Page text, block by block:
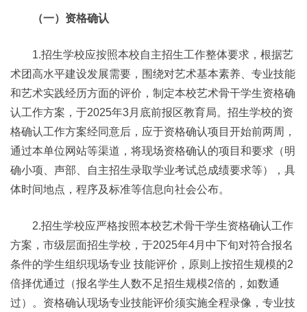
（一）资格确认
1.招生学校应按照本校自主招生工作整体要求，根据艺
术团高水平建设发展需要，围绕对艺术基本素养、专业技能
和艺术实践经历方面的评价，制定本校艺术骨干学生资格确
认工作方案，于2025年3月底前报区教育局。招生学校的资
格确认工作方案经同意后，应于资格确认项目开始前两周，
通过本单位网站等渠道，将现场资格确认的项目和要求（明
确小项、声部、自主招生录取学业考试总成绩要求等），具
体时间地点，程序及标准等信息向社会公布。
2.招生学校应严格按照本校艺术骨干学生资格确认工作
方案，市级层面招生学校，于2025年4月中下旬对符合报名
条件的学生组织现场专业 技能评价，原则上按招生规模的2
倍择优通过（报名学生人数不足招生规模2倍的，如数通
过）。资格确认现场专业技能评价须实施全程录像，专业技